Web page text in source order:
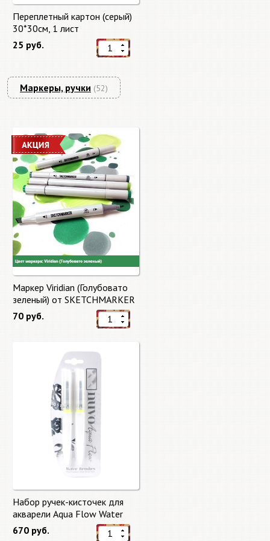
Переплетный картон (серый)
30*30см, 1 лист
25 руб.
Маркеры, ручки (52)
Маркер Viridian (Голубовато
зеленый) от SKETCHMARKER
70 руб.
Набор ручек-кисточек для
акварели Aqua Flow Water
Brushes
670 руб.